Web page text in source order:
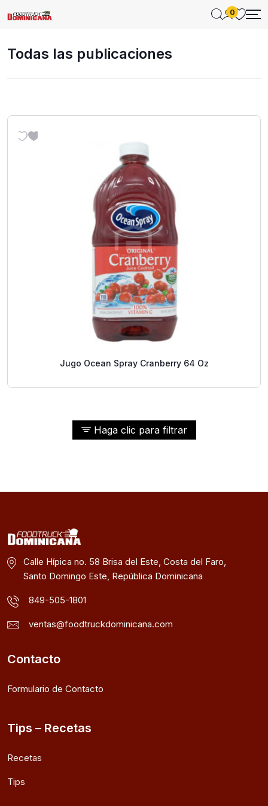
0
Todas las publicaciones
Haga clic para filtrar
Jugo Ocean Spray Cranberry 64 Oz
Calle Hípica no. 58 Brisa del Este, Costa del Faro,
Santo Domingo Este, República Dominicana
849-505-1801
ventas@foodtruckdominicana.com
Contacto
Formulario de Contacto
Tips – Recetas
Recetas
Tips